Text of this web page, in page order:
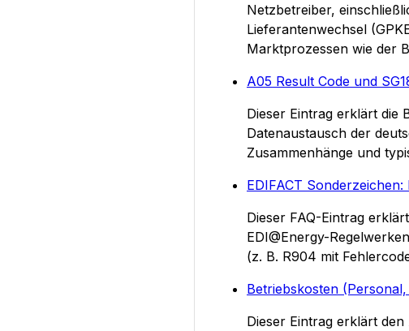
Netzbetreiber,
Lieferantenwechsel
Marktprozessen wie der
A05 Result Code und
Dieser Eintrag erklärt die
Datenaustausch der
Zusammenhänge und
EDIFACT
Dieser FAQ-Eintrag
EDI@Energy-
(z. B. R904 mit
Betriebskosten
Dieser Eintrag erklärt